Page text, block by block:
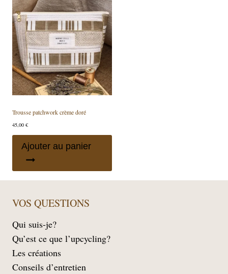
Trousse patchwork crème doré
45,00 €
Ajouter au panier
VOS QUESTIONS
Qui suis-je?
Qu’est ce que l’upcycling?
Les créations
Conseils d’entretien